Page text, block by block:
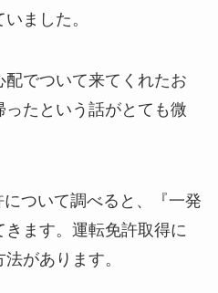
ました。
でついて来てくれたお
った という話がとても微
ついて調べると、『一発
きます。運転免許取得に
があります。